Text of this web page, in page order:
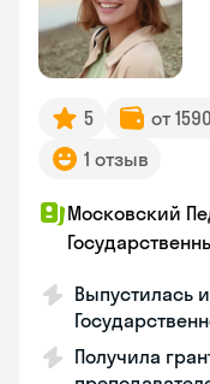
5 от
1 отзыв
Московский
Выпустилась
Получила